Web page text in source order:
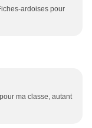
ardoises pour
ma classe, autant